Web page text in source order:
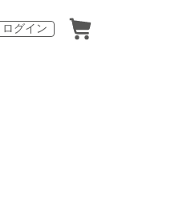
ログイン